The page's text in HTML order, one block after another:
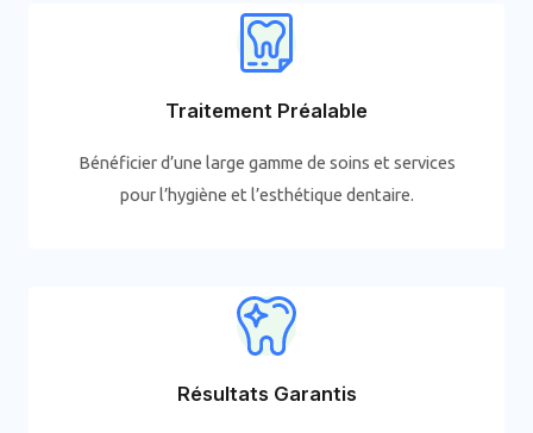
Traitement Préalable
Bénéficier d’une large gamme de soins et services
pour l’hygiène et l’esthétique dentaire.
Résultats Garantis